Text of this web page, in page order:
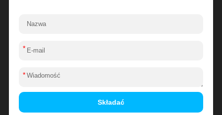
*
*
Składać